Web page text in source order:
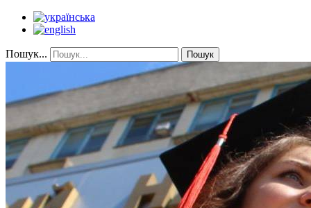
Пошук... Пошук